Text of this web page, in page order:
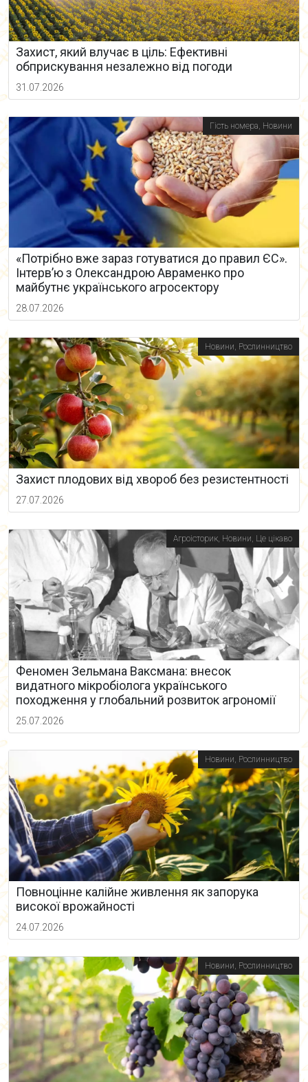
Захист, який влучає в ціль: Ефективні
обприскування незалежно від погоди
31.07.2026
Гість номера, Новини
«Потрібно вже зараз готуватися до правил ЄС».
Інтерв’ю з Олександрою Авраменко про
майбутнє українського агросектору
28.07.2026
Новини, Рослинництво
Захист плодових від хвороб без резистентності
27.07.2026
Агроісторик, Новини, Це цікаво
Феномен Зельмана Ваксмана: внесок
видатного мікробіолога українського
походження у глобальний розвиток агрономії
25.07.2026
Новини, Рослинництво
Повноцінне калійне живлення як запорука
високої врожайності
24.07.2026
Новини, Рослинництво